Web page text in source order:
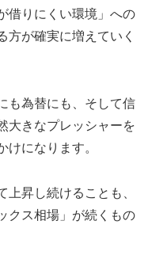
借りにくい環境」への
方が確実に増えていく
も為替にも、そして信
大きなプレッシャーを
になります。
昇し続けることも、
クス相場」が続くもの